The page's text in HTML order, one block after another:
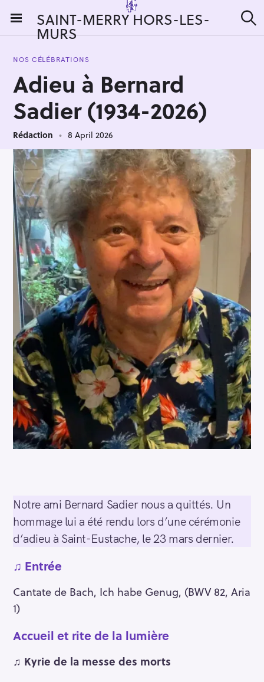
i
SAINT-MERRY HORS-LES-
MURS e
NOS CÉLÉBRATIONS
Adieu à Bernard
Sadier (1934-2026)
Rédaction 8 April 2026
Notre ami Bernard Sadier nous a quittés. Un
hommage lui a été rendu lors d’une cérémonie
d’adieu à Saint-Eustache, le 23 mars dernier.
♫ Entrée
Cantate de Bach, Ich habe Genug, (BWV 82, Aria
1)
Accueil et rite de la lumière
♫ Kyrie de la messe des morts